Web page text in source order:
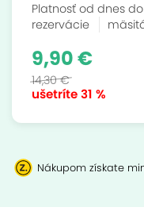
Platnosť od dnes do
rezervácie
ušetríte31 %
9,90 €
14,30 €
Nákupom získate